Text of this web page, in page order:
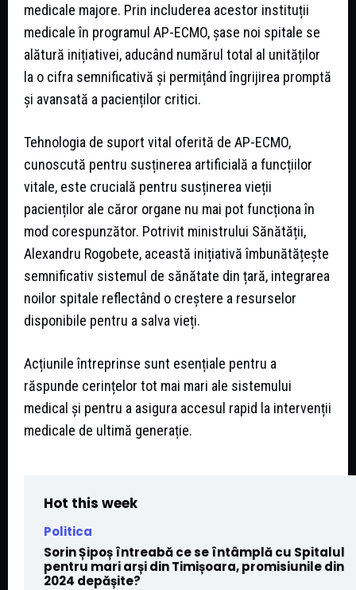
medicale majore. Prin includerea acestor instituții
medicale în programul AP-ECMO, șase noi spitale se
alătură inițiativei, aducând numărul total al unităților
la o cifra semnificativă și permițând îngrijirea promptă
și avansată a pacienților critici.
Tehnologia de suport vital oferită de AP-ECMO,
cunoscută pentru susținerea artificială a funcțiilor
vitale, este crucială pentru susținerea vieții
pacienților ale căror organe nu mai pot funcționa în
mod corespunzător. Potrivit ministrului Sănătății,
Alexandru Rogobete, această inițiativă îmbunătățește
semnificativ sistemul de sănătate din țară, integrarea
noilor spitale reflectând o creștere a resurselor
disponibile pentru a salva vieți.
Acțiunile întreprinse sunt esențiale pentru a
răspunde cerințelor tot mai mari ale sistemului
medical și pentru a asigura accesul rapid la intervenții
medicale de ultimă generație.
Hot this week
Politica
Sorin Șipoș întreabă ce se întâmplă cu Spitalul
pentru mari arși din Timișoara, promisiunile din
2024 depășite?